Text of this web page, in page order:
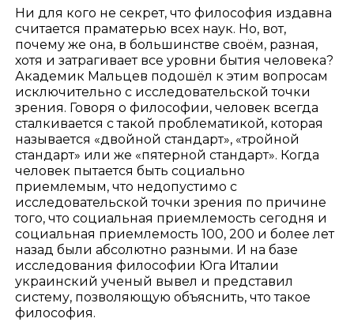
Ни для кого не секрет, что философия издавна
считается праматерью всех наук. Но, вот,
почему же она, в большинстве своём, разная,
хотя и затрагивает все уровни бытия человека?
Академик Мальцев подошёл к этим вопросам
исключительно с исследовательской точки
зрения. Говоря о философии, человек всегда
сталкивается с такой проблематикой, которая
называется «двойной стандарт», «тройной
стандарт» или же «пятерной стандарт». Когда
человек пытается быть социально
приемлемым, что недопустимо с
исследовательской точки зрения по причине
того, что социальная приемлемость сегодня и
социальная приемлемость 100, 200 и более лет
назад были абсолютно разными. И на базе
исследования философии Юга Италии
украинский ученый вывел и представил
систему, позволяющую объяснить, что такое
философия.